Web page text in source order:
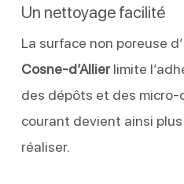
Un nettoyage facilité
La surface non poreuse
Cosne-d’Allierlimite
des dépôts et des micro-
courant devient ainsi
réaliser.